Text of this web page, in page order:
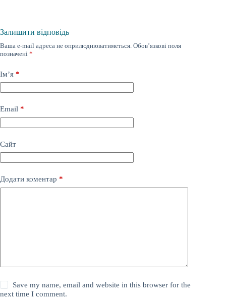
Залишити відповідь
Ваша e-mail адреса не оприлюднюватиметься. Обов’язкові поля
позначені *
Ім’я *
Email *
Сайт
Додати коментар *
Save my name, email and website in this browser for the
next time I comment.